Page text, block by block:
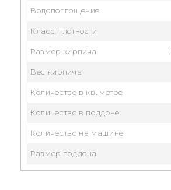
Водопоглощение
Класс плотности
Размер кирпича
Вес кирпича
Количество в кв. метре
Количество в поддоне
Количество на машине
Размер поддона